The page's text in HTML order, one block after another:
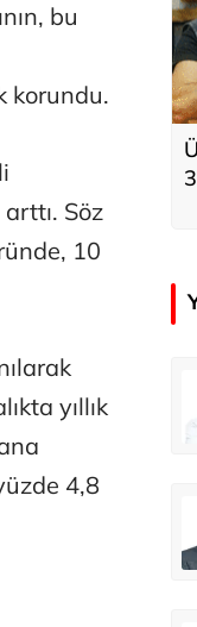
bu
korundu.
Söz
10
yıllık
4,8
de mesaj...